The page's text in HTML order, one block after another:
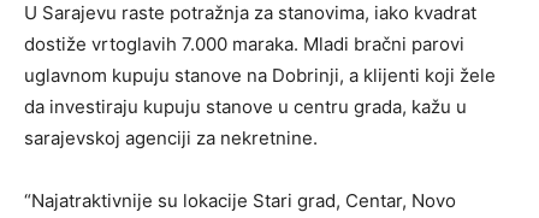
U Sarajevu raste potražnja za stanovima, iako kvadrat
dostiže vrtoglavih 7.000 maraka. Mladi bračni parovi
uglavnom kupuju stanove na Dobrinji, a klijenti koji žele
da investiraju kupuju stanove u centru grada, kažu u
sarajevskoj agenciji za nekretnine.
“Najatraktivnije su lokacije Stari grad, Centar, Novo